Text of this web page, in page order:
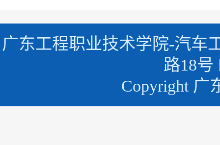
广东工程职业技术学院-汽车
路18号
Copyright 广